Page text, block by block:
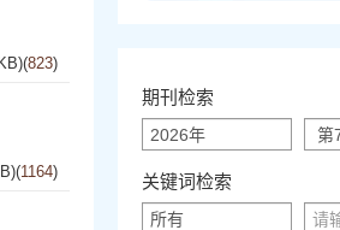
(823)
(1164)
期刊检索
关键词检索